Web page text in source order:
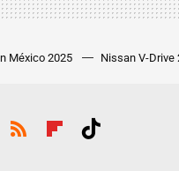
México 2025 Nissan V-Drive